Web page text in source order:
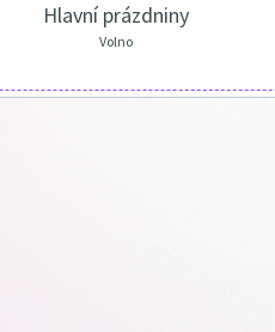
Hlavní prázdniny
Volno